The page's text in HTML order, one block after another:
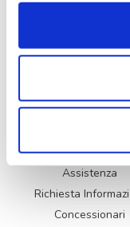
Mc4 800
Glamys 300
Newsletter
Assistenza
Richiesta
Concessionari